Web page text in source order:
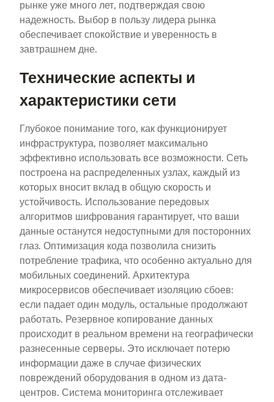
рынке уже много лет, подтверждая свою
надежность. Выбор в пользу лидера рынка
обеспечивает спокойствие и уверенность в
завтрашнем дне.
Технические аспекты и
характеристики сети
Глубокое понимание того, как функционирует
инфраструктура, позволяет максимально
эффективно использовать все возможности. Сеть
построена на распределенных узлах, каждый из
которых вносит вклад в общую скорость и
устойчивость. Использование передовых
алгоритмов шифрования гарантирует, что ваши
данные останутся недоступными для посторонних
глаз. Оптимизация кода позволила снизить
потребление трафика, что особенно актуально для
мобильных соединений. Архитектура
микросервисов обеспечивает изоляцию сбоев:
если падает один модуль, остальные продолжают
работать. Резервное копирование данных
происходит в реальном времени на географически
разнесенные серверы. Это исключает потерю
информации даже в случае физических
повреждений оборудования в одном из дата-
центров. Система мониторинга отслеживает